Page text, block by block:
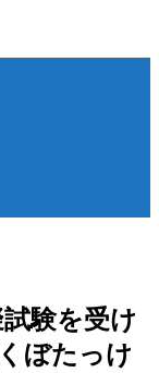
試験を受け
ぼたっけ